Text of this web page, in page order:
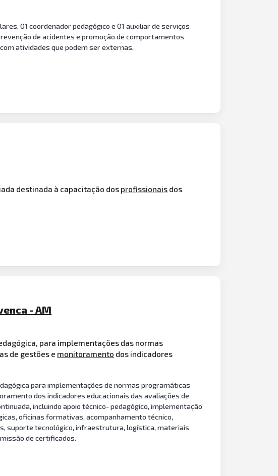
01 coordenador pedagógico e 01 auxiliar de serviços
de acidentes e promoção de comportamentos
atividades que podem ser externas.
destinada à capacitação dos profissionais dos
- AM
para implementações das normas
de gestões e monitoramento dos indicadores
para implementações de normas programáticas
dos indicadores educacionais das avaliações de
incluindo apoio técnico- pedagógico, implementação
oficinas formativas, acompanhamento técnico,
suporte tecnológico, infraestrutura, logística, materiais
de certificados.